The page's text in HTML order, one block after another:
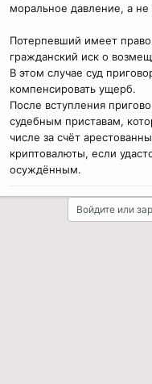
моральное давление, а не
Потерпевший имеет
гражданский иск о
В этом случае суд
компенсировать ущерб.
После вступления
судебным приставам,
числе за счёт
криптовалюты, если
осуждённым.
Войдите или